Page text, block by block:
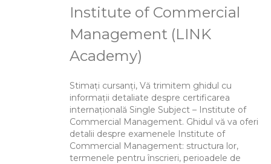
Institute of Commercial
Management (LINK
Academy)
Stimați cursanți, Vă trimitem ghidul cu
informații detaliate despre certificarea
internațională Single Subject – Institute of
Commercial Management. Ghidul vă va oferi
detalii despre examenele Institute of
Commercial Management: structura lor,
termenele pentru înscrieri, perioadele de